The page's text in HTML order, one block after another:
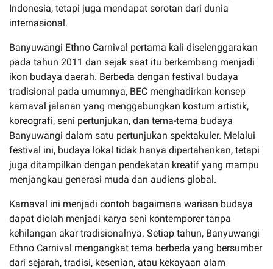
Indonesia, tetapi juga mendapat sorotan dari dunia
internasional.
Banyuwangi Ethno Carnival pertama kali diselenggarakan
pada tahun 2011 dan sejak saat itu berkembang menjadi
ikon budaya daerah. Berbeda dengan festival budaya
tradisional pada umumnya, BEC menghadirkan konsep
karnaval jalanan yang menggabungkan kostum artistik,
koreografi, seni pertunjukan, dan tema-tema budaya
Banyuwangi dalam satu pertunjukan spektakuler. Melalui
festival ini, budaya lokal tidak hanya dipertahankan, tetapi
juga ditampilkan dengan pendekatan kreatif yang mampu
menjangkau generasi muda dan audiens global.
Karnaval ini menjadi contoh bagaimana warisan budaya
dapat diolah menjadi karya seni kontemporer tanpa
kehilangan akar tradisionalnya. Setiap tahun, Banyuwangi
Ethno Carnival mengangkat tema berbeda yang bersumber
dari sejarah, tradisi, kesenian, atau kekayaan alam